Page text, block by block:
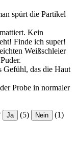
spürt die Partikel
Kein
Finde ich super!
Weißschleier
Gefühl, das die Haut
Probe in normaler
Ja (5) Nein (1)